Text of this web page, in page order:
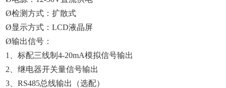
Ø检测方式：扩散式
Ø显示方式：LCD液晶屏
Ø输出信号：
1、标配三线制4-20mA模拟信号输出
2、继电器开关量信号输出
3、RS485总线输出（选配）